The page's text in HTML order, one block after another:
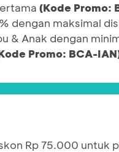
(Kode Promo:
dengan maksimal
& Anak dengan
Promo: BCA-
Rp 75.000 untuk